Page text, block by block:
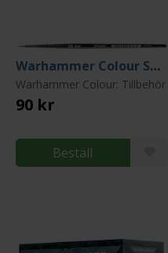
Warhammer Colour Small Base Brush
Warhammer Colour: Tillbehör
90 kr
Beställ